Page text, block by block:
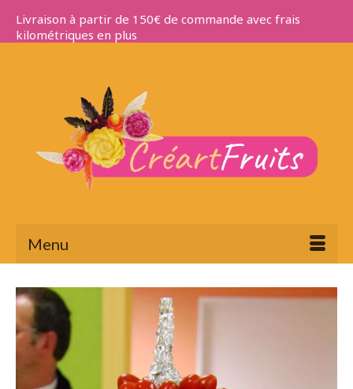
Livraison à partir de 150€ de commande avec frais
kilométriques en plus
Menu